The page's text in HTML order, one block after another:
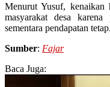
Menurut Yusuf, kenaikan
masyarakat desa karena
sementara pendapatan tetap.
Sumber: Fajar
Baca Juga: